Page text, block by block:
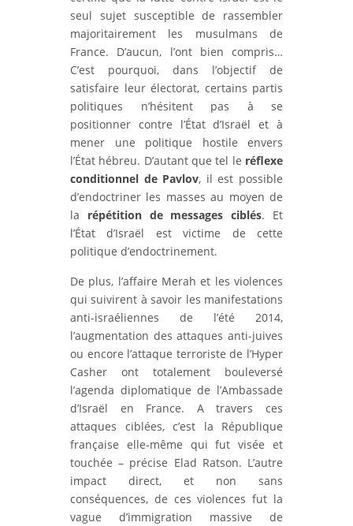
seul sujet susceptible de rassembler
majoritairement les musulmans de
France. D’aucun, l’ont bien compris…
C’est pourquoi, dans l’objectif de
satisfaire leur électorat, certains partis
politiques n’hésitent pas à se
positionner contre l’État d’Israël et à
mener une politique hostile envers
l’État hébreu. D’autant que tel le réflexe
conditionnel de Pavlov, il est possible
d’endoctriner les masses au moyen de
la répétition de messages ciblés. Et
l’État d’Israël est victime de cette
politique d’endoctrinement.
De plus, l’affaire Merah et les violences
qui suivirent à savoir les manifestations
anti-israéliennes de l’été 2014,
l’augmentation des attaques anti-juives
ou encore l’attaque terroriste de l’Hyper
Casher ont totalement bouleversé
l’agenda diplomatique de l’Ambassade
d’Israël en France. A travers ces
attaques ciblées, c’est la République
française elle-même qui fut visée et
touchée – précise Elad Ratson. L’autre
impact direct, et non sans
conséquences, de ces violences fut la
vague d’immigration massive de